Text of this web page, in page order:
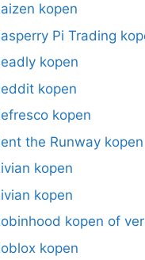
kopen
Pi Trading
kopen
kopen
kopen
the Runway kopen
kopen
kopen
kopen of
kopen